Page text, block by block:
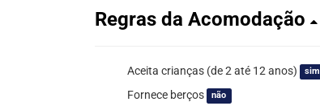
Regras da Acomodação
Aceita crianças (de 2 até 12 anos) sim
Fornece berços não